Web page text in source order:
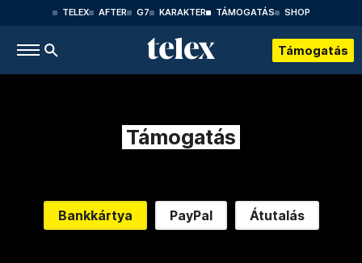
TELEX AFTER G7 KARAKTER TÁMOGATÁS SHOP
Támogatás
Támogatás
Bankkártya PayPal Átutalás